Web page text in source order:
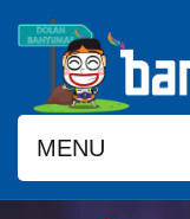
MENU